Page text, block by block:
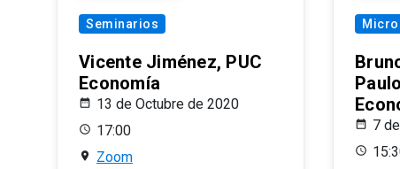
Seminarios
Vicente Jiménez, PUC
Economía
13 de Octubre de 2020
17:00
Zoom
7